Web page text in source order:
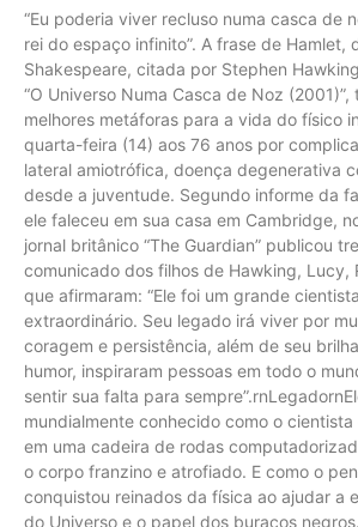
“Eu poderia viver recluso numa casca de noz e me considerar rei do espaço infinito”. A frase de Hamlet, de William Shakespeare, citada por Stephen Hawking em seu best-seller “O Universo Numa Casca de Noz (2001)”, talvez seja uma das melhores metáforas para a vida do físico inglês, morto nesta quarta-feira (14) aos 76 anos por complicações da esclerose lateral amiotrófica, doença degenerativa com a qual conviveu desde a juventude. Segundo informe da família do cientista, ele faleceu em sua casa em Cambridge, no Reino Unido. rnO jornal britânico “The Guardian” publicou trechos do comunicado dos filhos de Hawking, Lucy, Robert e Tim, em que afirmaram: “Ele foi um grande cientista e um homem extraordinário. Seu legado irá viver por muitos anos. Sua coragem e persistência, além de seu brilhantismo e bom humor, inspiraram pessoas em todo o mundo. (…) Nós vamos sentir sua falta para sempre”.rnLegadornEle ficou mundialmente conhecido como o cientista que vivia recluso em uma cadeira de rodas computadorizada sem poder mexer o corpo franzino e atrofiado. E como o pensador que conquistou reinados da física ao ajudar a entender a origem do Universo e o papel dos buracos negros. “Se vi mais longe, foi por estar sobre ombros de gigantes”, diz Hawking, citando Isaac Newton (1643-1727), na obra “Os Gênios da Ciência” (2002), na qual revisita pensadores revolucionários.rnSua genialidade, que contribuiu para o avanço da física, e sua irreverência, que permitiu dar asas a um fenômeno pop, fizeram com que ele se assemelhasse muito com Albert Einstein (1879-1955), outro gênio pop. Hawking ocupou a cadeira de Isaac Newton como professor de matemática na Universidade de Cambridge até 2009, quando se comunicava apenas com um botão, utilizando um sintetizador de voz. Mas foi sua capacidade de contar ao público leigo, em linguagem fácil e cativante, as complexas teorias do mundo moderno, que fizeram dele um astro mundial.rnSeu primeiro best-seller, “Uma Breve História do Tempo” (1988), traduzido em 35 línguas, teve mais de 10 milhões de cópias vendidas em 20 anos. Na obra em que trata de teorias como a do princípio quântico da incerteza, supercordas e buracos negros, inclui apenas uma única equação matemática: a elegante E = mc², famosa fórmula da equivalência entre matéria e energia de Einstein. Escreveu outros três best-sellers, além de uma série de livros infantis, produzidos com sua filha Lucy Hawking.rnA vida de Hawking, marcada pela superação de limites e pelos romances atribulados de seus dois casamentos, se tornaram alvo do interesse e da curiosidade do público ao ponto de chegar à tela dos cinemas, em “A Teoria de Tudo” (2014). Nos últimos anos de vida, Hawking manteve-se presente no noticiário, participando ativamente dos debates mais contemporâneos, como sobre o advento da inteligência artificial e o aquecimento global.rnEntendia a saída do Reino Unido da União Europeia e a eleição de Donald Trump nos EUA como um “grito de raiva dos eleitores que se sentiam abandonadas por seus líderes”, mas considerava os dois fatos como anúncios do “tempo mais perigoso para nosso planeta”.rnPor considerar a Terra frágil para suportar as mais recentes transformações, causava polêmica ao dizer que o fim da era humana no planeta está próximo. Em constatações desconcertantes na área em que era especialista, como a de que viajar no tempo é impossível, frustrava aficionados em física teórica que ele mesmo ajudou a cativar. Hawking cunhou diversas frases de efeito, como a de que “não importa o quão ruim a vida possa ser, há sempre algo que se possa fazer e ter sucesso”. Em ações práticas, incentivava projetos milionários de busca por novas moradas e vida inteligenteUniverso afora.rnO físico defendia que as novas tecnologias não fossem utilizadas para fins violentos e via nos robôs inteligentes o potencial de ser “o maior evento na história de nossa civilização” ou a “arquitetura de nossa própria destruição”.rnAo ser questionado sobre seus propósitos, dizia ter na vida um objetivo simples: “a compreensão completa do Universo”. Por sua história de superação, por conseguir chegar às pessoas com seu talento comunicativo e pelo seu interesse em áreas que extrapolavam seu campo de estudo, perseguiu esse fim para além da física. “Olhe para as estrelas, não para os seus pés”, explicou Hawking em 2012, ao completar 70 anos.rnPara quem é leigo, existem duas físicas. Uma é um universo repleto de cálculos matemáticos e fórmulas ininteligíveis. Outra, um mundo fascinante, onde nada é como enxergamos. O passar do tempo não é sempre o mesmo tal qual percebemos, as dimensões espaciais podem ser diversas. E lugares distantes de nossa pequena aldeia chamada Via Láctea abrigam os mais extravagantes fenômenos que podem caber em nossa imaginação.rnÉ essa segunda física que muitos conheceram lendo “Uma Breve História do Tempo” e “Universo em Uma Casca de Noz”. Neste segundo livro, repleto de ilustrações, é possível ver desenhado como o espaço e o tempo constituem dimensões conectadas –três dimensões espaciais e uma, temporal –, que se “curvam” em conjunto quando perturbadas. Ou como só podemos dizer que um gato que tomou um tiro em uma caixa está morto após abrir a caixa.rnE quando um físico “desenha” a teoria da relatividade de Einstein ou os princípios quânticos de Heisenberg e Schrödinger, um leigo aficcionado em física comemora.rnHawking usa a metáfora de uma bola de sinuca solta na borda de um lençol esticado para mostrar como se dá a curvatura do espaço-tempo. O lençol é a dimensão espacial e temporal. E a bola de sinuca é um corpo denso, como uma estrela, que perturba essas dimensões. Imagine agora soltar na borda uma bolinha de gude. Ela vai girar no lençol abaulado ao se aproximar da bola de sinuca, como um planeta orbitando seu sol. E se no lugar da bola de sinuca colocássemos uma bola infinitamente densa? Um buraco se formaria, do qual nem matéria nem energia escapariam: um buraco negro.rnNa metáfora da física relativística de Hawking, buracos no lençol poderiam formar verdadeiras curvas, conectando um pedaço a outro. Ele explica assim a possibilidade de existirem no universo buracos de minhocas, que conectam pontos distantes do universo e que fazem a imaginação sonhar com viagens espaciais através desses buracos. Ou, por que não, para o passado? Afinal, o tempo se curva e se distorce com o espaço, e entrar em um buraco de minhoca poderia significar sair em outra época. Hawking ao mesmo tempo animava e frustrava expectativas de candidatos a passageiros de máquinas do tempo ao mostrar que as leis da física abriam brechas, mas insistiam em conspirar contra esses sonhos — como ao propor a Conjectura de Proteção Cronológica.rnHawking pertence à geração de físicos que, além do uso da matemática como instrumento primordial,